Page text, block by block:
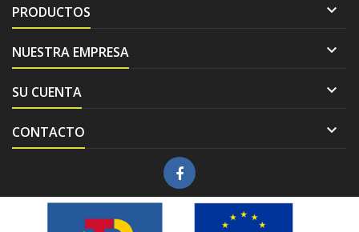
PRODUCTOS 
NUESTRA EMPRESA 
SU CUENTA 
CONTACTO 